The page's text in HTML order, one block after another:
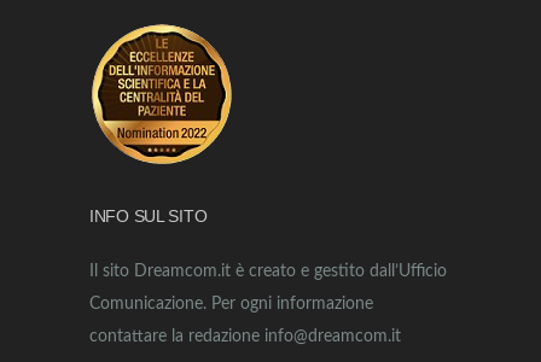
INFO SUL SITO
Il sito Dreamcom.it è creato e gestito dall’Ufficio
Comunicazione. Per ogni informazione
contattare la redazione info@dreamcom.it